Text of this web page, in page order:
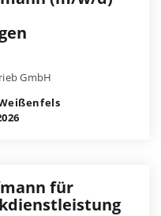
GmbH
für